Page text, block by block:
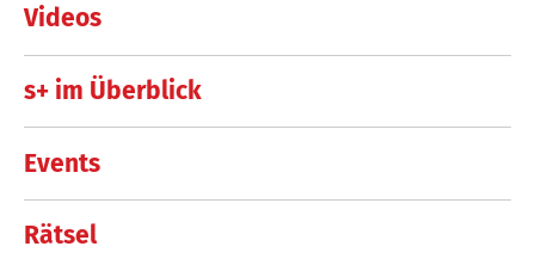
Videos
s+ im Überblick
Events
Rätsel